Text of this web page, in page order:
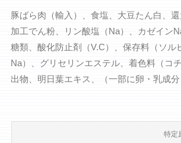
豚ばら肉（輸入）、食塩、大豆たん白、
加工でん粉、リン酸塩（Na）、カゼイン
糖類、酸化防止剤（V.C）、保存料（ソ
Na）、グリセリンエステル、着色料（コ
出物、明日葉エキス、（一部に卵・乳成分
特定